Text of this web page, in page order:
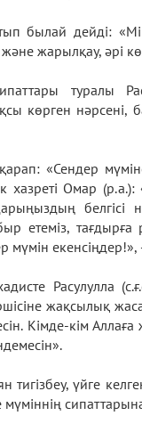
былай дейді:
жарылқау, әрі
туралы
көрген
қарап: «Сендер
Омар
тағдырға
екенсіңдер!»,
Расулулла
жақсылық
Кімде-кім
үйге